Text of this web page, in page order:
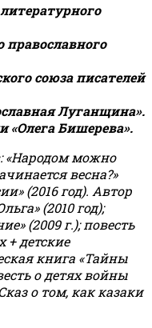
союза писателей
Луганщина».
«Олега Бишерева».
«Народом можно
весна?»
(2016 год). Автор
(2010 год);
(2009 г.); повесть
детские
книга «Тайны
о детях войны
о том, как казаки